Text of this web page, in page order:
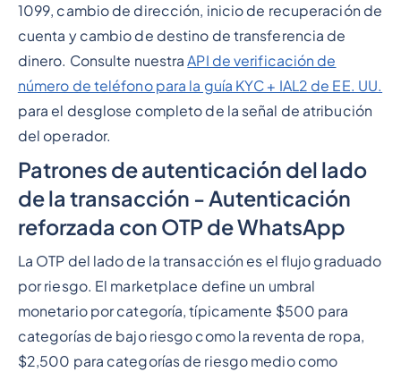
1099, cambio de dirección, inicio de recuperación de
cuenta y cambio de destino de transferencia de
dinero. Consulte nuestraAPI de verificación de
número de teléfono para la guía KYC + IAL2 de EE. UU.
para el desglose completo de la señal de atribución
del operador.
Patrones de autenticación del lado
de la transacción - Autenticación
reforzada con OTP de WhatsApp
La OTP del lado de la transacción es el flujo graduado
por riesgo. El marketplace define un umbral
monetario por categoría, típicamente $500 para
categorías de bajo riesgo como la reventa de ropa,
$2,500 para categorías de riesgo medio como